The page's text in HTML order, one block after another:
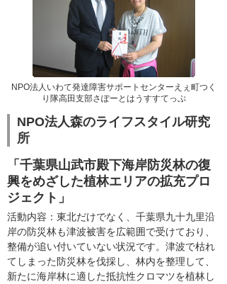
NPO法人いわて発達障害サポートセンターえぇ町つく
り隊高田支部さぽーとはうすすてっぷ
NPO法人森のライフスタイル研究
所
「千葉県山武市殿下海岸防災林の復
興をめざした植林エリアの拡充プロ
ジェクト」
活動内容：東北だけでなく、千葉県九十九里沿
岸の防災林も津波被害を広範囲で受けており、
整備が追い付いていない状況です。津波で枯れ
てしまった防災林を伐採し、林内を整理して、
新たに海岸林に適した抵抗性クロマツを植林し